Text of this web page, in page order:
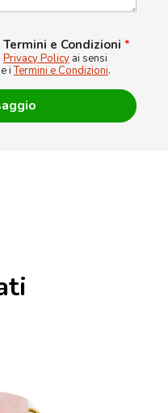
e Condizioni *
Privacy Policy ai sensi
iTermini e Condizioni.